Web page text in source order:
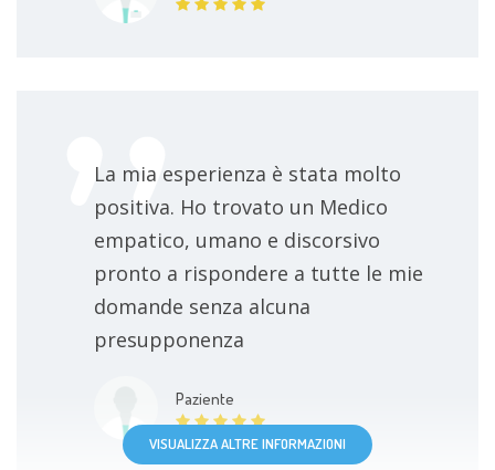
La mia esperienza è stata molto
positiva. Ho trovato un Medico
empatico, umano e discorsivo
pronto a rispondere a tutte le mie
domande senza alcuna
presupponenza
Paziente
VISUALIZZA ALTRE INFORMAZIONI